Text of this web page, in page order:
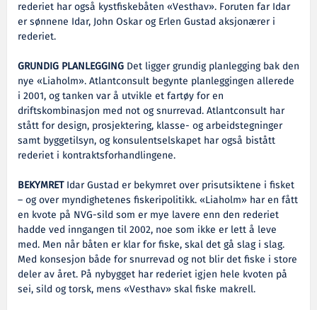
rederiet har også kystfiskebåten «Vesthav». Foruten far Idar
er sønnene Idar, John Oskar og Erlen Gustad aksjonærer i
rederiet.
GRUNDIG PLANLEGGING Det ligger grundig planlegging bak den
nye «Liaholm». Atlantconsult begynte planleggingen allerede
i 2001, og tanken var å utvikle et fartøy for en
driftskombinasjon med not og snurrevad. Atlantconsult har
stått for design, prosjektering, klasse- og arbeidstegninger
samt byggetilsyn, og konsulentselskapet har også bistått
rederiet i kontraktsforhandlingene.
BEKYMRETIdar Gustad er bekymret over prisutsiktene i fisket
– og over myndighetenes fiskeripolitikk. «Liaholm» har en fått
en kvote på NVG-sild som er mye lavere enn den rederiet
hadde ved inngangen til 2002, noe som ikke er lett å leve
med. Men når båten er klar for fiske, skal det gå slag i slag.
Med konsesjon både for snurrevad og not blir det fiske i store
deler av året. På nybygget har rederiet igjen hele kvoten på
sei, sild og torsk, mens «Vesthav» skal fiske makrell.